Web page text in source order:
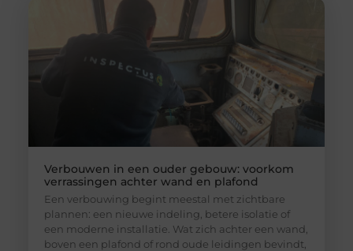
Verbouwen in een ouder gebouw: voorkom
verrassingen achter wand en plafond
Een verbouwing begint meestal met zichtbare
plannen: een nieuwe indeling, betere isolatie of
een moderne installatie. Wat zich achter een wand,
boven een plafond of rond oude leidingen bevindt,